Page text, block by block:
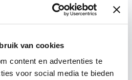
van cookies
content en advertenties te
voor social media te bieden
€ 25,00
€ 500,00